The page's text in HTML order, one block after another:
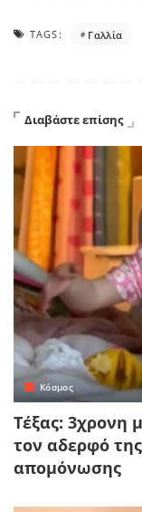
TAGS: Γαλλία
Διαβάστε επίσης
Κόσμος
Τέξας: 3χρονη
τον αδερφό
απομόνωσης